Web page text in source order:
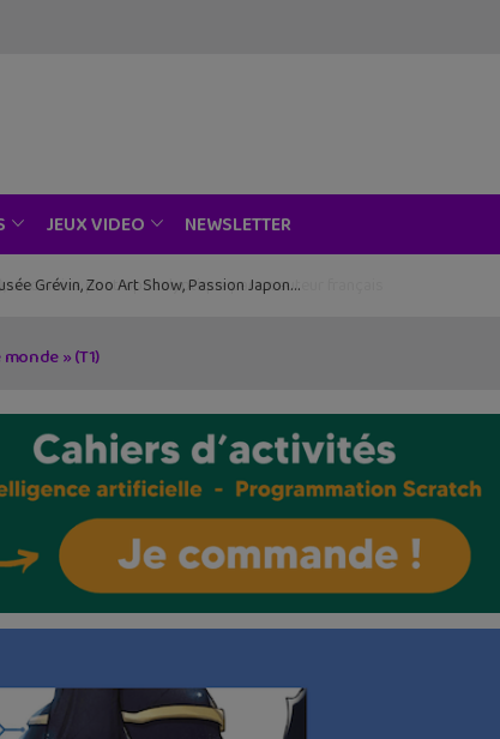
JEUX VIDEO NEWSLETTER
Grévin, Zoo Art Show, Passion Japon…
» (T1)